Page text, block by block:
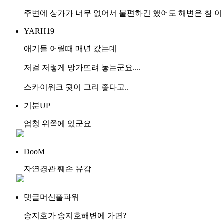
주변에 상가가 너무 없어서 불편하긴 했어도 해변은 참
YARH19
애기들 어릴때 매년 갔는데
저걸 저렇게 망가뜨려 놓는군요....
스카이워크 뭣이 그리 좋다고..
기분UP
엄청 위쪽에 있군요
DooM
자연경관 훼손 유감
댓글머신풀파워
송지호가 송지호해변에 가면?